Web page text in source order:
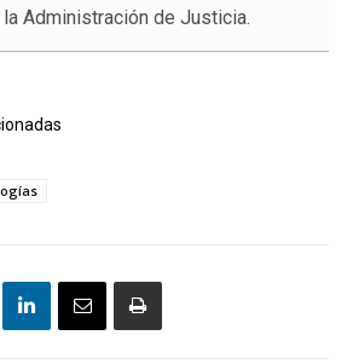
Administración de Justicia.